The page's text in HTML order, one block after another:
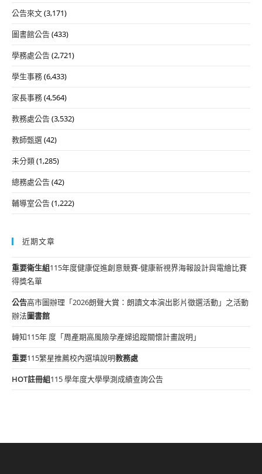
公告來文(3,171)
圖書館公告(433)
學務處公告(2,721)
學生事務(6,433)
家長事務(4,564)
教務處公告(3,532)
教師甄選(42)
未分類(1,285)
總務處公告(42)
輔導室公告(1,222)
近期文章
重要衛生組115年度健康促進創意競賽-健康新視界海報設計與電繪比賽
得獎名單
公告高市圖辦理「2026朗聲大賞：朗讀文本演出影片徵選活動」之活動
辦法圖書館
轉知115年 度「周產期高風險孕產婦追蹤關懷計畫說明」
重要115繁星推薦校內選填說明教務處
HOT註冊組115 學年度大學學測成績查詢公告